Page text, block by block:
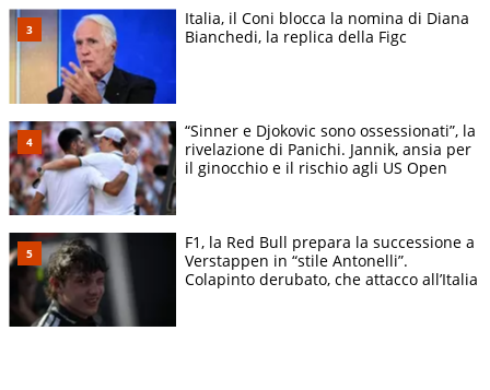
Italia, il Coni blocca la nomina di Diana
Bianchedi, la replica della Figc
“Sinner e Djokovic sono ossessionati”, la
rivelazione di Panichi. Jannik, ansia per
il ginocchio e il rischio agli US Open
F1, la Red Bull prepara la successione a
Verstappen in “stile Antonelli”.
Colapinto derubato, che attacco all’Italia